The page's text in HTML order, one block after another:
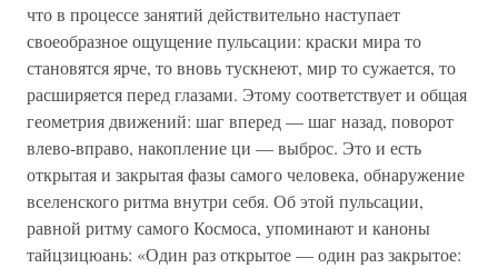
что в процессе занятий действительно наступает
своеобразное ощущение пульсации: краски мира то
становятся ярче, то вновь тускнеют, мир то сужается, то
расширяется перед глазами. Этому соответствует и общая
геометрия движений: шаг вперед — шаг назад, поворот
влево-вправо, накопление ци — выброс. Это и есть
открытая и закрытая фазы самого человека, обнаружение
вселенского ритма внутри себя. Об этой пульсации,
равной ритму самого Космоса, упоминают и каноны
тайцзицюань: «Один раз открытое — один раз закрытое: